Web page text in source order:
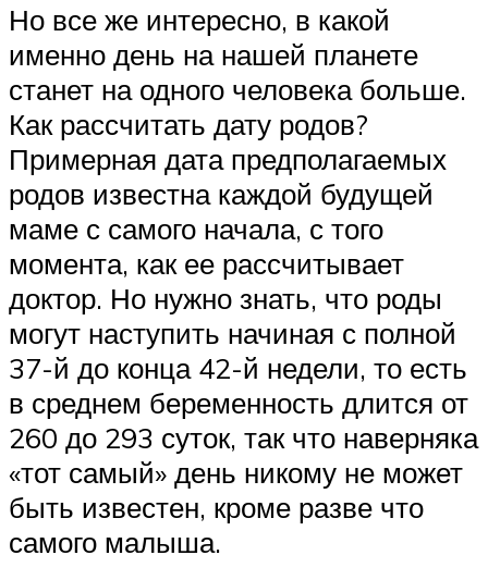
Но все же интересно, в какой
именно день на нашей планете
станет на одного человека больше.
Как рассчитать дату родов?
Примерная дата предполагаемых
родов известна каждой будущей
маме с самого начала, с того
момента, как ее рассчитывает
доктор. Но нужно знать, что роды
могут наступить начиная с полной
37-й до конца 42-й недели, то есть
в среднем беременность длится от
260 до 293 суток, так что наверняка
«тот самый» день никому не может
быть известен, кроме разве что
самого малыша.